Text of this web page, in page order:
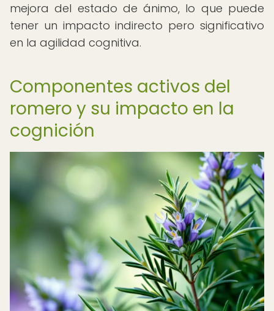
mejora del estado de ánimo, lo que puede
tener un impacto indirecto pero significativo
en la agilidad cognitiva.
Componentes activos del
romero y su impacto en la
cognición